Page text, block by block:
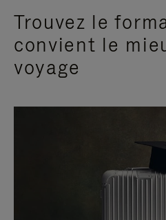
Trouvez le
convient le
voyage